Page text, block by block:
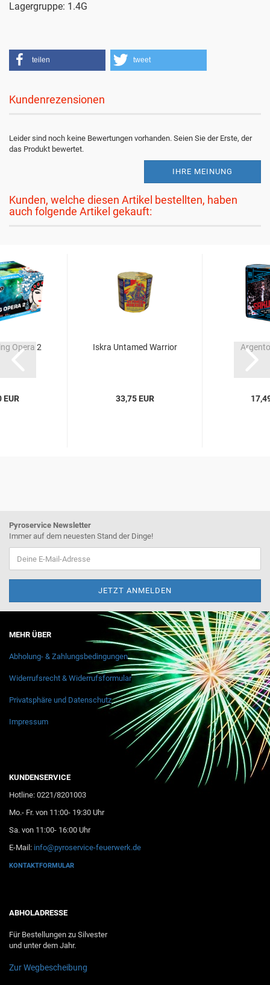
Lagergruppe: 1.4G
teilen tweet
Kundenrezensionen
Leider sind noch keine Bewertungen vorhanden. Seien Sie der Erste, der
das Produkt bewertet.
IHRE MEINUNG
Kunden, welche diesen Artikel bestellten, haben
auch folgende Artikel gekauft:
Opera 2
EUR
Iskra Untamed Warrior
33,75 EUR
Pyroservice Newsletter
Immer auf dem neuesten Stand der Dinge!
MEHR ÜBER
Abholung- & Zahlungsbedingungen
Widerrufsrecht & Widerrufsformular
Privatsphäre und Datenschutz
Impressum
KUNDENSERVICE
Hotline: 0221/8201003
Mo.- Fr. von 11:00- 19:30 Uhr
Sa. von 11:00- 16:00 Uhr
E-Mail: info@pyroservice-feuerwerk.de
KONTAKTFORMULAR
ABHOLADRESSE
Für Bestellungen zu Silvester
und unter dem Jahr.
Zur Wegbescheibung